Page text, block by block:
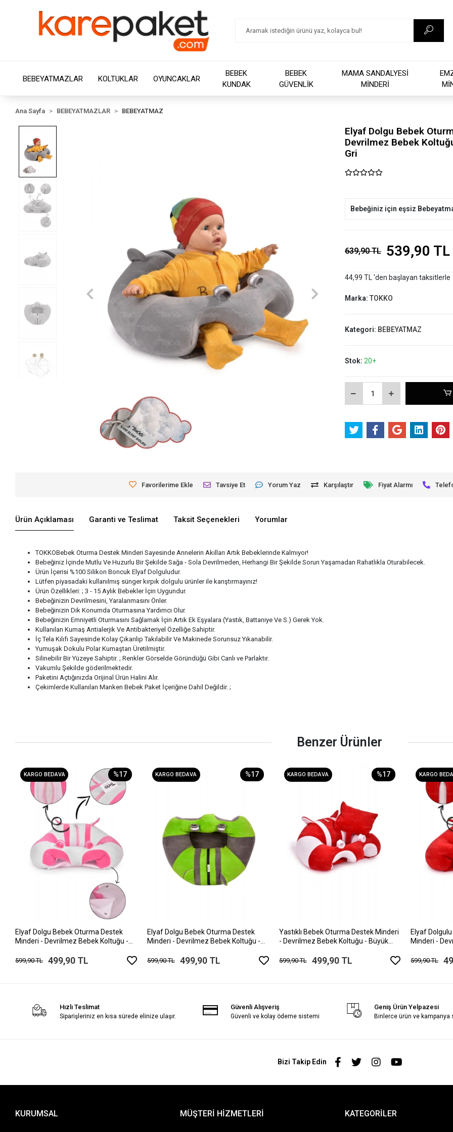
BEBEYATMAZLAR KOLTUKLAR OYUNCAKLAR
BEBEK
KUNDAK
BEBEK
GÜVENLİK
MAMA SANDALYESİ
MİNDERİ
Ana Sayfa BEBEYATMAZLAR BEBEYATMAZ
Elyaf Dolgu Bebek
Devrilmez Bebek
Gri
Bebeğiniz için eşsiz
639,90 TL 539,90 TL
44,99 TL 'den başlayan taksitlerle
Marka: TOKKO
Kategori: BEBEYATMAZ
Stok: 20+
Favorilerime Ekle Tavsiye Et Yorum Yaz Karşılaştır Fiyat Alarmı
Ürün Açıklaması Garanti ve Teslimat Taksit Seçenekleri Yorumlar
TOKKOBebek Oturma Destek Minderi Sayesinde Annelerin Akılları Artık Bebeklerinde Kalmıyor!
Bebeğiniz İçinde Mutlu Ve Huzurlu Bir Şekilde Sağa - Sola Devrilmeden, Herhangi Bir Şekilde Sorun Yaşamadan Rahatlıkla Oturabilecek.
Ürün İçerisi %100 Silikon Boncuk Elyaf Dolguludur.
Lütfen piyasadaki kullanılmış sünger kırpık dolgulu ürünler ile karıştırmayınız!
Ürün Özellikleri: ; 3 - 15 Aylık Bebekler İçin Uygundur.
Bebeğinizin Devrilmesini, Yaralanmasını Önler.
Bebeğinizin Dik Konumda Oturmasına Yardımcı Olur.
Bebeğinizin Emniyetli Oturmasını Sağlamak İçin Artık Ek Eşyalara (Yastık, Battaniye Ve S.) Gerek Yok.
Kullanılan Kumaş Antialerjik Ve Antibakteriyel Özelliğe Sahiptir.
İç Tela Kılıfı Sayesinde Kolay Çıkarılıp Takılabilir Ve Makinede Sorunsuz Yıkanabilir.
Yumuşak Dokulu Polar Kumaştan Üretilmiştir.
Silinebilir Bir Yüzeye Sahiptir. ; Renkler Görselde Göründüğü Gibi Canlı ve Parlaktır.
Vakumlu Şekilde göderilmektedir.
Paketini Açtığınızda Orijinal Ürün Halini Alır.
Çekimlerde Kullanılan Manken Bebek Paket İçeriğine Dahil Değildir. ;
Benzer Ürünler
KARGO BEDAVA %17
Elyaf Dolgu Bebek Oturma Destek
Minderi - Devrilmez Bebek Koltuğu -
599,90 TL 499,90 TL
KARGO BEDAVA %17
Elyaf Dolgu Bebek Oturma Destek
Minderi - Devrilmez Bebek Koltuğu -
599,90 TL 499,90 TL
KARGO BEDAVA %17
Yastıklı Bebek Oturma Destek Minderi
- Devrilmez Bebek Koltuğu - Büyük
599,90 TL 499,90 TL
KARGO
Elyaf
Minderi -
599,90 TL
Hızlı Teslimat
Siparişleriniz en kısa sürede elinize ulaşır.
Güvenli Alışveriş
Güvenli ve kolay ödeme sistemi
Geniş Ürün Yelpazesi
Binlerce ürün ve kampanya
Bizi Takip Edin
KURUMSAL MÜŞTERİ HİZMETLERİ KATEGORİLER